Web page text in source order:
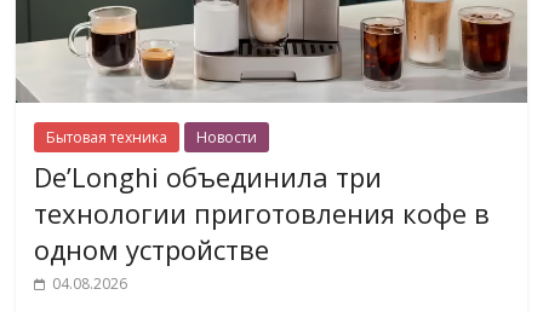
Бытовая техника Новости
De’Longhi объединила три
технологии приготовления кофе в
одном устройстве
04.08.2026